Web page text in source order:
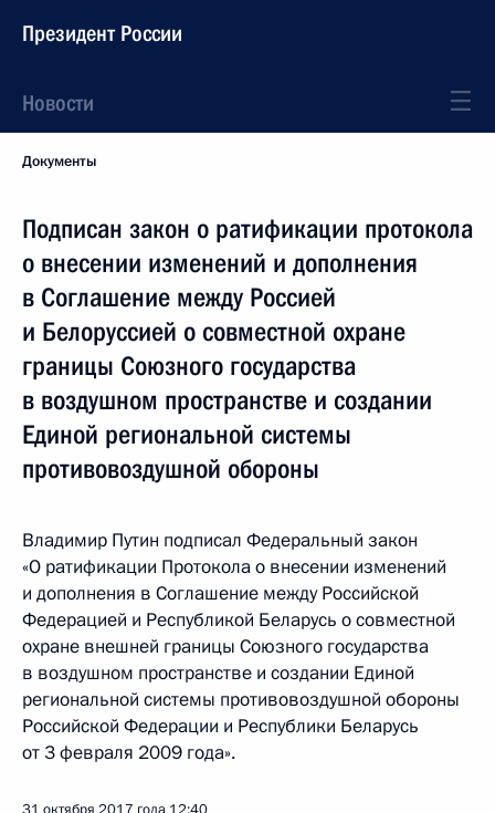
Президент России
Новости
Документы
Подписан закон о ратификации протокола
о внесении изменений и дополнения
в Соглашение между Россией
и Белоруссией о совместной охране
границы Союзного государства
в воздушном пространстве и создании
Единой региональной системы
противовоздушной обороны
Владимир Путин подписал Федеральный закон
«О ратификации Протокола о внесении изменений
и дополнения в Соглашение между Российской
Федерацией и Республикой Беларусь о совместной
охране внешней границы Союзного государства
в воздушном пространстве и создании Единой
региональной системы противовоздушной обороны
Российской Федерации и Республики Беларусь
от 3 февраля 2009 года».